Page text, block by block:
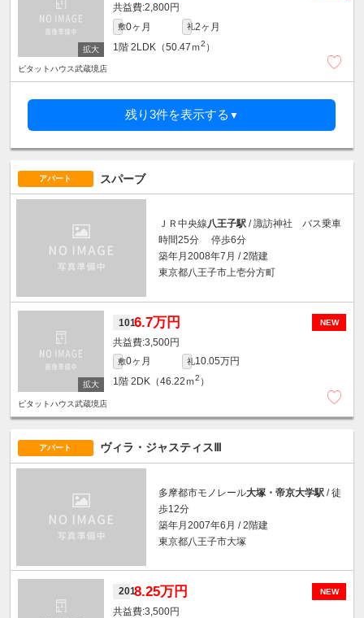
2,800円
敷0ヶ月 礼2ヶ月
1階 2LDK（50.47ｍ2 ）
ピタットハウス武蔵境店
残り3件を表示する ▼
アパート スパーブ
ＪＲ中央線八王子駅 / 諏訪神社 バス乗車
時間25分 停歩6分
築年月2008年7月 / 2階建
東京都八王子市上壱分方町
NEW
1016.7万円
3,500円
敷0ヶ月 礼10.05万円
1階 2DK（46.22ｍ2 ）
ピタットハウス武蔵境店
アパート ヴィラ・ジャスティスⅢ
多摩都市モノレール大塚・帝京大学駅 / 徒
歩12分
築年月2007年6月 / 2階建
東京都八王子市大塚
NEW
2018.25万円
3,500円